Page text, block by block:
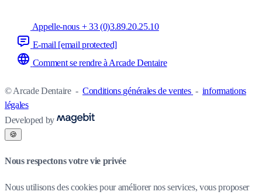
Appelle-nous + 33 (0)3.89.20.25.10
E-mail [email protected]
Comment se rendre à Arcade Dentaire
© Arcade Dentaire - Conditions générales de ventes - informations
légales
Developed by
🍪
Nous respectons votre vie privée
Nous utilisons des cookies pour améliorer nos services, vous proposer